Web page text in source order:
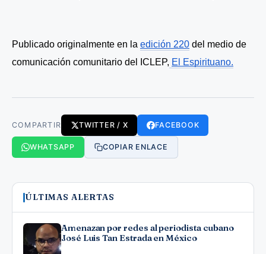
Publicado originalmente en la edición 220 del medio de
comunicación comunitario del ICLEP, El Espirituano.
COMPARTIR TWITTER / X FACEBOOK
WHATSAPP COPIAR ENLACE
ÚLTIMAS ALERTAS
Amenazan por redes al periodista cubano
José Luis Tan Estrada en México